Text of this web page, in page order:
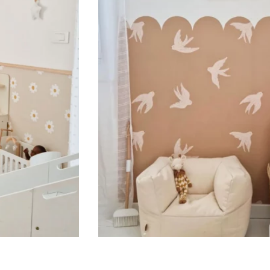
applicare, resistenti e pensate per durare nel tempo.
Crea una cameretta piena di avventura, libertà e spirito
western con una carta da parati Babywall.